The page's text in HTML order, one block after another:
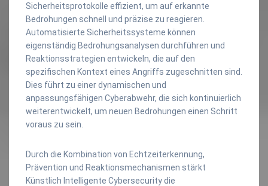
Sicherheitsprotokolle effizient, um auf erkannte
Bedrohungen schnell und präzise zu reagieren.
Automatisierte Sicherheitssysteme können
eigenständig Bedrohungsanalysen durchführen und
Reaktionsstrategien entwickeln, die auf den
spezifischen Kontext eines Angriffs zugeschnitten sind.
Dies führt zu einer dynamischen und
anpassungsfähigen Cyberabwehr, die sich kontinuierlich
weiterentwickelt, um neuen Bedrohungen einen Schritt
voraus zu sein.
Durch die Kombination von Echtzeiterkennung,
Prävention und Reaktionsmechanismen stärkt
Künstlich Intelligente Cybersecurity die